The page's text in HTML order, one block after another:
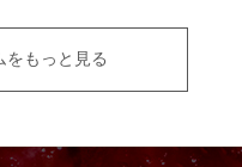
をもっと見る